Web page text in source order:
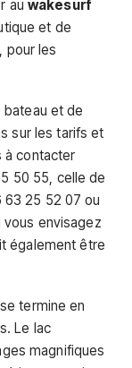
au wakesurf
et de
pour les
et de
sur les tarifs et
à contacter
50 55, celle de
63 25 52 07 ou
vous envisagez
également être
termine en
Le lac
magnifiques